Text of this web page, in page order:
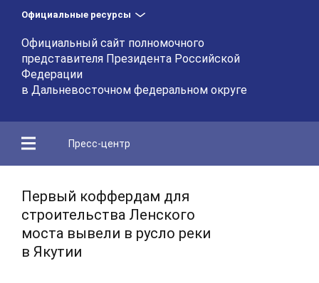
Официальные ресурсы
Официальный сайт полномочного
представителя Президента Российской
Федерации
в Дальневосточном федеральном округе
Пресс-центр
Первый коффердам для
строительства Ленского
моста вывели в русло реки
в Якутии